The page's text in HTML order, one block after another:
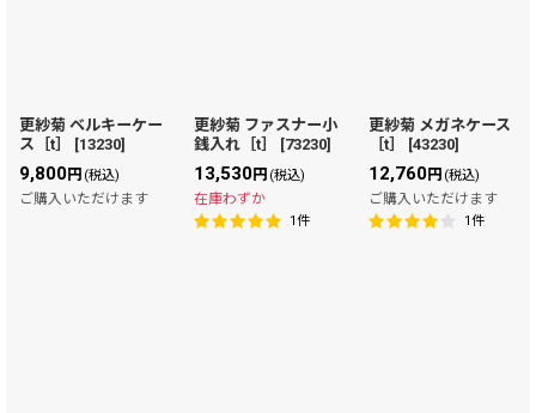
絞り込む
更紗菊 ベルキーケー
ス［t］
[13230]
9,800円 (税込)
ご購入いただけます
更紗菊 ファスナー小
銭入れ［t］
[73230]
13,530円 (税込)
在庫わずか
1件
更紗菊 メガネケース
［t］
[43230]
12,760円 (税込)
ご購入いただけます
1件